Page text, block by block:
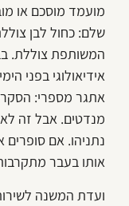
מועמד מוסכם או
שלם: כחול לבן
אידיאולוגי בפני
מנדטים. אבל זה
נתניהו. אם
אותו בעבר מתקרבות ל־75
ועדת המשנה